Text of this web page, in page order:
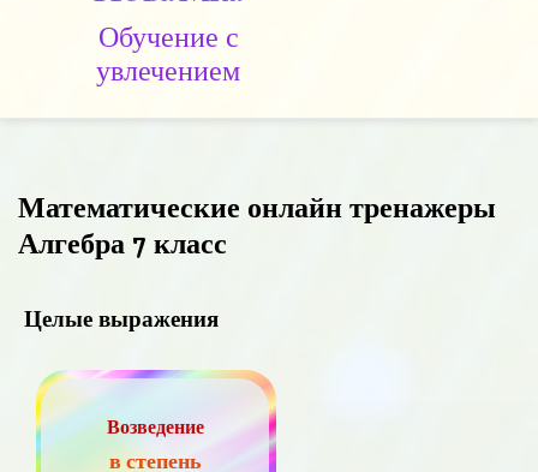
Обучение c
увлечением
Математические онлайн тренажеры
Алгебра 7 класс
Целые выражения
Возведение
в степень